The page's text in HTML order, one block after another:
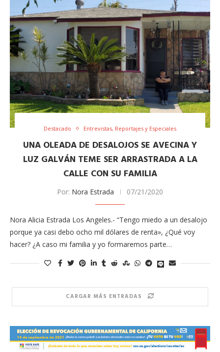
Destacado Entrevistas, Reportajes y Especiales
UNA OLEADA DE DESALOJOS SE AVECINA Y
LUZ GALVÁN TEME SER ARRASTRADA A LA
CALLE CON SU FAMILIA
Por: Nora Estrada 07/21/2020
Nora Alicia Estrada Los Angeles.- “Tengo miedo a un desalojo
porque ya casi debo ocho mil dólares de renta», ¿Qué voy
hacer? ¿A caso mi familia y yo formaremos parte…
CARGAR MÁS ENTRADAS